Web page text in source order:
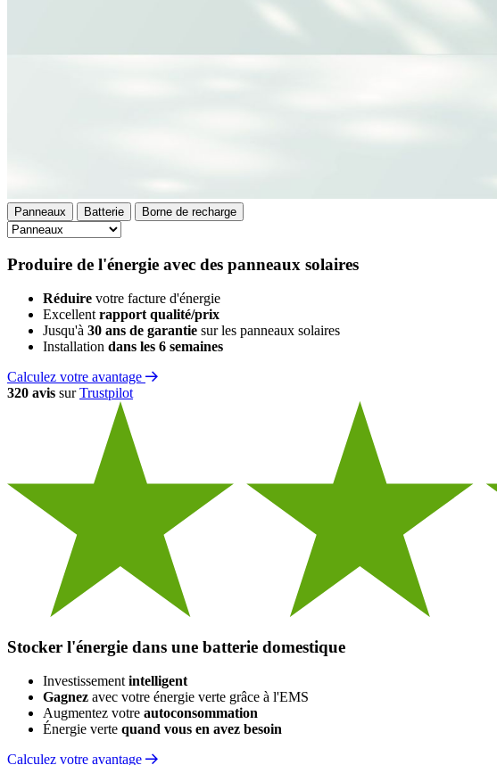
Panneaux Batterie Borne de recharge
Produire de l'énergie avec des panneaux solaires
Réduire votre facture d'énergie
Excellent rapport qualité/prix
Jusqu'à 30 ans de garantie sur les panneaux solaires
Installation dans les 6 semaines
Calculez votre avantage
320 avis surTrustpilot
Stocker l'énergie dans une batterie domestique
Investissement intelligent
Gagnez avec votre énergie verte grâce à l'EMS
Augmentez votre autoconsommation
Énergie verte quand vous en avez besoin
Calculez votre avantage